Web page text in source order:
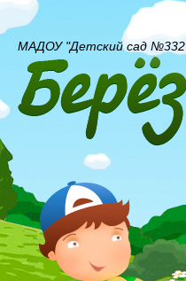
МАДОУ "Детский сад №332